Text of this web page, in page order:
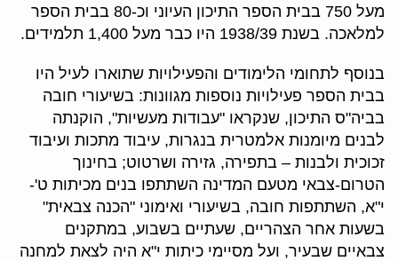
מעל 750 בבית הספר התיכון העיוני וכ-80 בבית הספר
למלאכה. בשנת 1938/39 היו כבר מעל 1,400 תלמידים.
בנוסף לתחומי הלימודים והפעילויות שתוארו לעיל היו
בבית הספר פעילויות נוספות מגוונות: בשיעורי חובה
בביה"ס התיכון, שנקראו "עבודות מעשיות", הוקנתה
לבנים מיומנות אלמטרית בנגרות, עיבוד מתכות ועיבוד
זכוכית ולבנות – בתפירה, גזירה ושרטוט; בחינוך
הטרום-צבאי מטעם המדינה השתתפו בנים מכיתות ט'-
י"א, השתתפות חובה, בשיעורי ואימוני "הכנה צבאית"
בשעות אחר הצהריים, שעתיים בשבוע, במתקנים
צבאיים שבעיר, ועל מסיימי כיתות י"א היה לצאת למחנה